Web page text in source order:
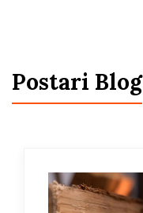
Postari Blog